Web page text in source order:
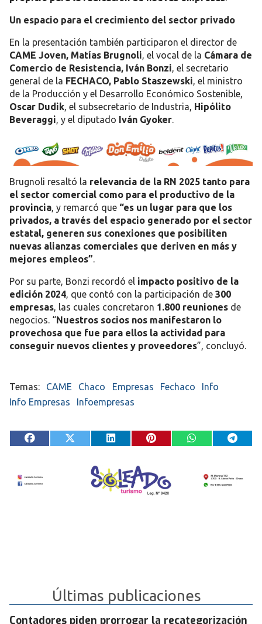
Un espacio para el crecimiento del sector privado
En la presentación también participaron el director de
CAME Joven, Matías Brugnoli , el vocal de la Cámara de
Comercio de Resistencia, Iván Bonzi , el secretario
general de la FECHACO, Pablo Staszewski , el ministro
de la Producción y el Desarrollo Económico Sostenible,
Oscar Dudik , el subsecretario de Industria, Hipólito
Beveraggi , y el diputado Iván Gyoker
Brugnoli resaltó la relevancia de la RN 2025 tanto para
el sector comercial como para el productivo de la
provincia , y remarcó que “es un lugar para que los
privados, a través del espacio generado por el sector
estatal, generen sus conexiones que posibiliten
nuevas alianzas comerciales que deriven en más y
mejores empleos”
Por su parte, Bonzi recordó el impacto positivo de la
edición 2024 , que contó con la participación de 300
empresas , las cuales concretaron 1.800 reuniones de
negocios. “Nuestros socios nos manifestaron lo
provechosa que fue para ellos la actividad para
conseguir nuevos clientes y proveedores”, concluyó.
CAME Chaco Empresas Fechaco
Info
Info Empresas
Infoempresas
Últimas publicaciones
Contadores piden prorrogar la recategorización